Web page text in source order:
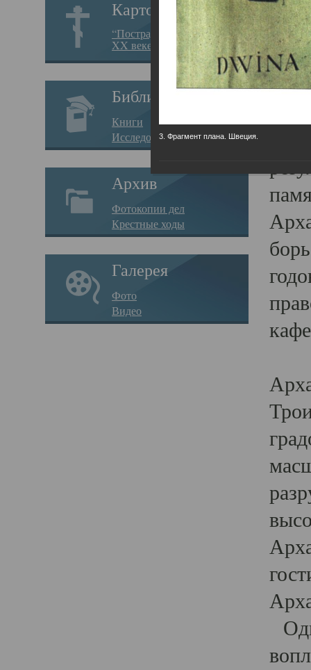
Картотека
“Пострадавшие за веру в
XX веке на Севере”
Библиотека
Книги
Исследования
Архив
Фотокопии дел
Крестные ходы
Галерея
Фото
Видео
3. Фрагмент плана. Швеция.